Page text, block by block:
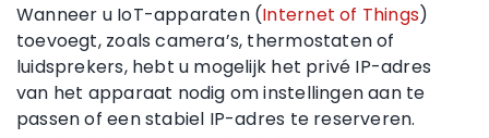
Wanneer u IoT-apparaten (Internet of Things)
toevoegt, zoals camera’s, thermostaten of
luidsprekers, hebt u mogelijk het privé IP-adres
van het apparaat nodig om instellingen aan te
passen of een stabiel IP-adres te reserveren.